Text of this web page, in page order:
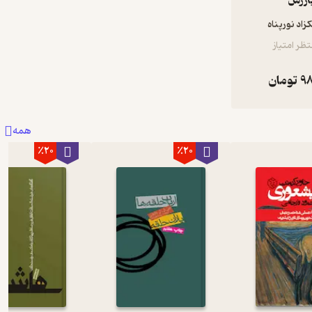
نورپناه
امتیاز
تومان
همه
٪20 ٪20